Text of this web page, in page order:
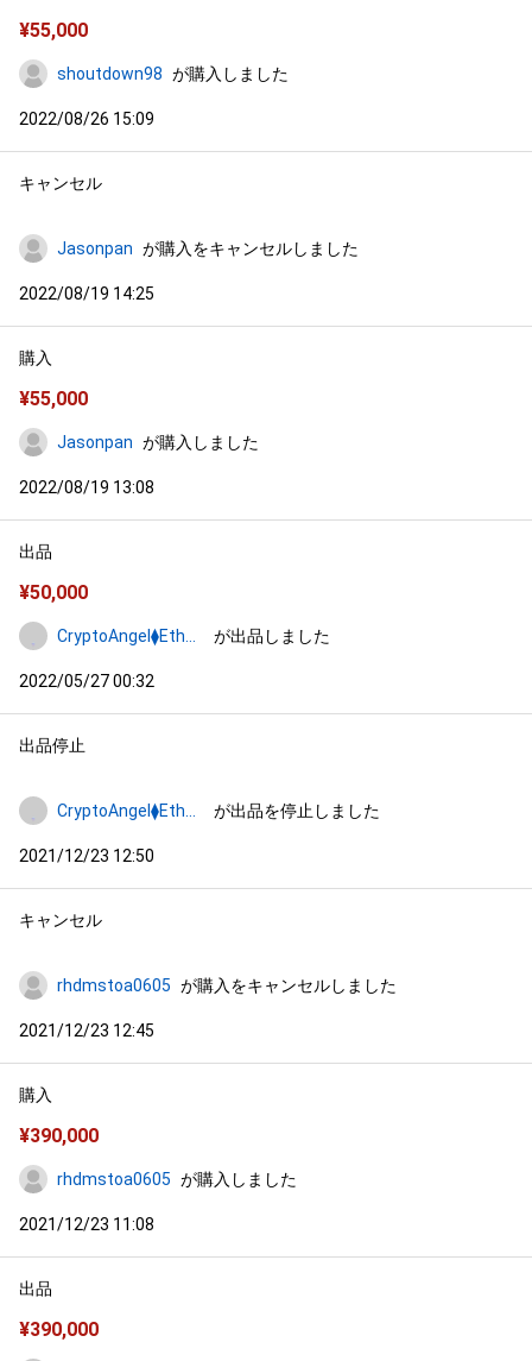
¥55,000
shoutdown98 が購入しました
2022/08/26 15:09
キャンセル
Jasonpan が購入をキャンセルしました
2022/08/19 14:25
購入
¥55,000
Jasonpan が購入しました
2022/08/19 13:08
出品
¥50,000
が出品しました
2022/05/27 00:32
出品停止
が出品を停止しました
2021/12/23 12:50
キャンセル
rhdmstoa0605 が購入をキャンセルしました
2021/12/23 12:45
購入
¥390,000
rhdmstoa0605 が購入しました
2021/12/23 11:08
出品
¥390,000